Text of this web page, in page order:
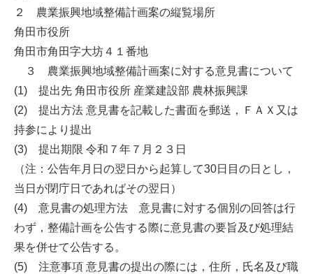
２ 農業振興地域整備計画案の縦覧場所
角田市役所
角田市角田字大坊４１番地
３ 農業振興地域整備計画案に対する意見書について
(1) 提出先 角田市役所 産業建設部 農林振興課
(2) 提出方法 意見書を記載した書面を郵送，ＦＡＸ又は
持参により提出
(3) 提出期限 令和７年７月２３日
（注：公告年月日の翌日から起算して30日目の日とし，
当日が閉庁日であればその翌日）
(4) 意見書の処理方法 意見書に対する個別の回答は行
わず，整備計画を公告する際に意見書の要旨及び処理結
果を併せて公告する。
(5) 注意事項 意見書の提出の際には，住所，氏名及び職